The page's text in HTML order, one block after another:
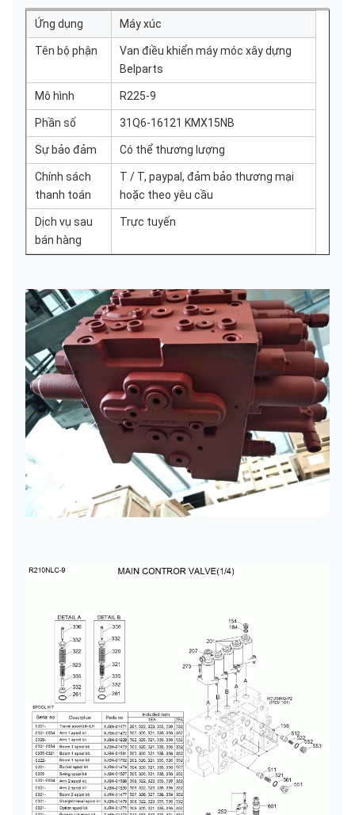
Ứng dụng Máy xúc
Tên bộ phận
Van điều khiển máy móc xây dựng
Belparts
Mô hình R225-9
Phần số 31Q6-16121 KMX15NB
Sự bảo đảm Có thể thương lượng
Chính sách
thanh toán
T / T, paypal, đảm bảo thương mại
hoặc theo yêu cầu
Dịch vụ sau
bán hàng
Trực tuyến